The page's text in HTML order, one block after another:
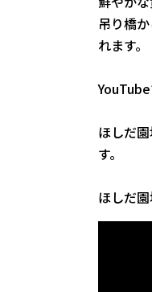
吊り橋
れます。
ほしだ
す。
ほしだ